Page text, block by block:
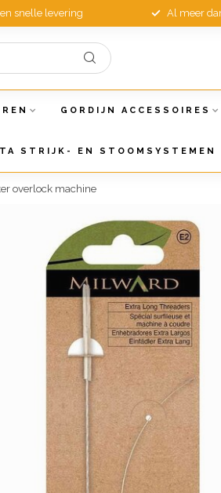
snelle levering Al meer
GORDIJN ACCESSOIRES
STRIJK- EN STOOMSYSTEMEN
overlock machine